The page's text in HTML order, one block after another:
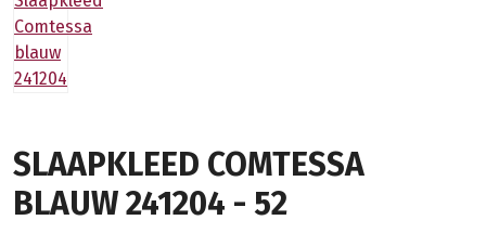
SLAAPKLEED COMTESSA
BLAUW 241204 - 52